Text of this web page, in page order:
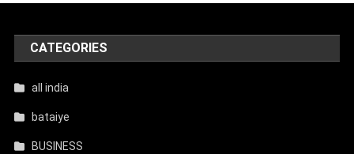
CATEGORIES
all india
bataiye
BUSINESS